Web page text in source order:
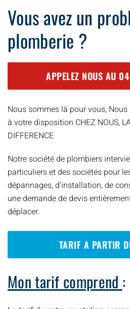
Vous avez un
plomberie ?
APPELEZ NOUS AU
Nous sommes là pour vous,
à votre disposition CHEZ NOUS,
DIFFERENCE
Notre société de plombiers
particuliers et des sociétés pour
dépannages, d’installation, de
une demande de devis
déplacer.
TARIF A PARTIR
Mon tarif comprend :